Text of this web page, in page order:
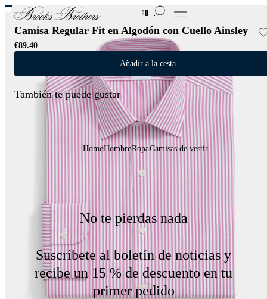
Nuevas incorporaciones a las Rebajas | Hasta 50%
Camisa Regular Fit en Algodón con Cuello Ainsley
€89.40
Añadir a la cesta
También te puede gustar
HomeHombreRopaCamisas de vestir
No te pierdas nada
Suscríbete al boletín de noticias y
recibe un 15 % de descuento en tu
primer pedido